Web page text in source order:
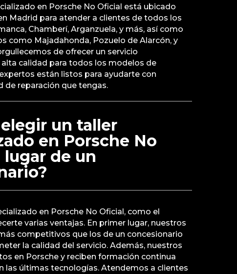
en Porsche No Oficial está ubicado
Madrid para atender a clientes de todos los
Chamberí, Arganzuela, y más, así como
como Majadahonda, Pozuelo de Alarcón, y
de ofrecer un servicio
calidad para todos los modelos de
están listos para ayudarte con
de reparación que tengas.
un taller
en Porsche No
de un
en Porsche No Oficial, como el
varias ventajas. En primer lugar, nuestros
competitivos que los de un concesionario
la calidad del servicio. Además, nuestros
en Porsche y reciben formación continua
las últimas tecnologías. Atendemos a clientes